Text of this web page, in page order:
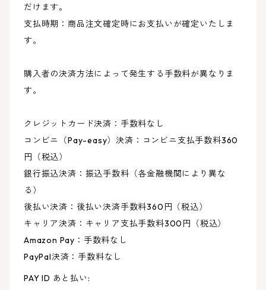
だけます。
支払時期：商品注文確定時にお支払いが確定いたしま
す。
購入者の決済方法によって発生する手数料が異なりま
す。
クレジットカード決済：手数料なし
コンビニ（Pay-easy）決済：コンビニ支払手数料360
円（税込）
銀行振込決済：振込手数料（各金融機関により異な
る）
後払い決済：後払い決済手数料360円（税込）
キャリア決済：キャリア支払手数料300円（税込）
Amazon Pay：手数料なし
PayPal決済：手数料なし
PAY ID あと払い: